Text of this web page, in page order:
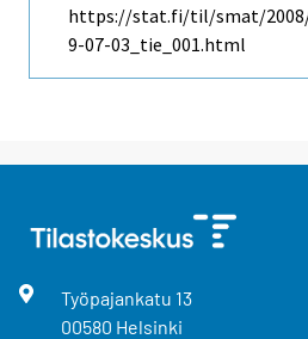
https://stat.fi/til/smat/2008/
9-07-03_tie_001.html
Työpajankatu 13
00580 Helsinki